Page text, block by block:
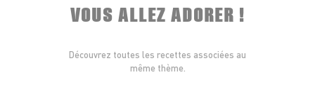
VOUS ALLEZ ADORER !
Découvrez toutes les recettes associées au
même thème.